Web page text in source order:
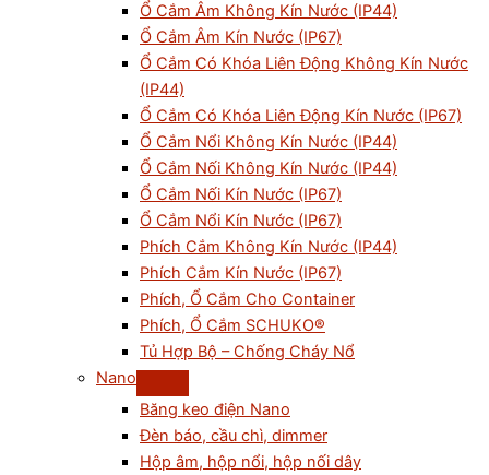
Ổ Cắm Âm Không Kín Nước (IP44)
Ổ Cắm Âm Kín Nước (IP67)
Ổ Cắm Có Khóa Liên Động Không Kín Nước
(IP44)
Ổ Cắm Có Khóa Liên Động Kín Nước (IP67)
Ổ Cắm Nổi Không Kín Nước (IP44)
Ổ Cắm Nối Không Kín Nước (IP44)
Ổ Cắm Nối Kín Nước (IP67)
Ổ Cắm Nổi Kín Nước (IP67)
Phích Cắm Không Kín Nước (IP44)
Phích Cắm Kín Nước (IP67)
Phích, Ổ Cắm Cho Container
Phích, Ổ Cắm SCHUKO®
Tủ Hợp Bộ – Chống Cháy Nổ
Nano
Băng keo điện Nano
Đèn báo, cầu chì, dimmer
Hộp âm, hộp nổi, hộp nối dây